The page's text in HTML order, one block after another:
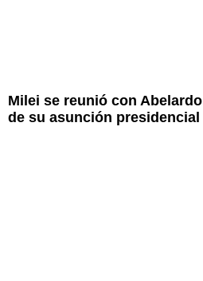
Milei se reunió con
de su asunción presidencial